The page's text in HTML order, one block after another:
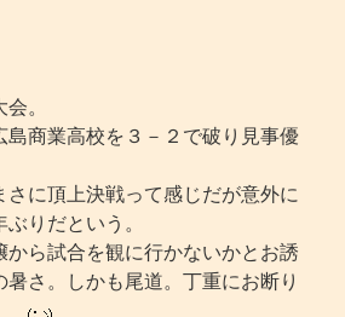
。
島商業高校を３－２で破り見事優
さに頂上決戦って感じだが意外に
りだという。
から試合を観に行かないかとお誘
さ。しかも尾道。丁重にお断り